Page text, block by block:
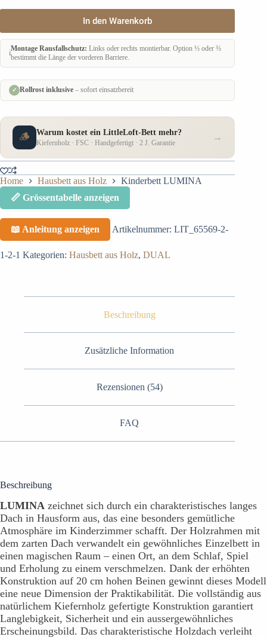
Kinderbett
Menge
In den Warenkorb
ℹ️Montage Rausfallschutz: Links oder rechts montierbar. Option ½ oder ⅔
bestimmt die Länge der vorderen Barriere.
✓ Rollrost inklusive – sofort einsatzbereit
🪵 Warum kostet ein LittleLoft-Bett mehr?
Kiefernholz · FSC · Handgefertigt · 2 J. Garantie
→
Home Hausbett aus Holz
Kinderbett LUMINA
📏 Grössentabelle anzeigen
📖 Anleitung anzeigen Artikelnummer: LIT_65569-2-
1-2-1 Kategorien: Hausbett aus Holz, DUAL
Beschreibung
Zusätzliche Information
Rezensionen (54)
FAQ
Beschreibung
LUMINA zeichnet sich durch ein charakteristisches langes
Dach in Hausform aus, das eine besonders gemütliche
Atmosphäre im Kinderzimmer schafft. Der Holzrahmen mit
dem zarten Dach verwandelt ein gewöhnliches Einzelbett in
einen magischen Raum – einen Ort, an dem Schlaf, Spiel
und Erholung zu einem verschmelzen. Dank der erhöhten
Konstruktion auf 20 cm hohen Beinen gewinnt dieses Modell
eine neue Dimension der Praktikabilität. Die vollständig aus
natürlichem Kiefernholz gefertigte Konstruktion garantiert
Langlebigkeit, Sicherheit und ein aussergewöhnliches
Erscheinungsbild. Das charakteristische Holzdach verleiht